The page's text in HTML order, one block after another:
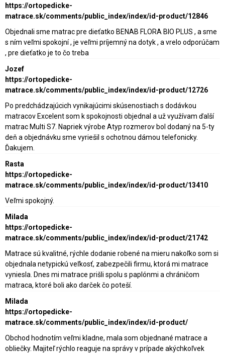
https://ortopedicke-
matrace.sk/comments/public_index/index/id-product/12846
Objednali sme matrac pre dieťatko BENAB FLORA BIO PLUS , a sme
s ním veľmi spokojní , je veľmi príjemný na dotyk , a vrelo odporúčam
, pre dieťatko je to čo treba
Jozef
https://ortopedicke-
matrace.sk/comments/public_index/index/id-product/12726
Po predchádzajúcich vynikajúcimi skúsenostiach s dodávkou
matracov Excelent som k spokojnosti objednal a už využívam ďalší
matrac Multi S7. Napriek výrobe Atyp rozmerov bol dodaný na 5-ty
deň a objednávku sme vyriešil s ochotnou dámou telefonicky.
Ďakujem.
Rasta
https://ortopedicke-
matrace.sk/comments/public_index/index/id-product/13410
Veľmi spokojný.
Milada
https://ortopedicke-
matrace.sk/comments/public_index/index/id-product/21742
Matrace sú kvalitné, rýchle dodanie robené na mieru nakoľko som si
objednala netypickú veľkosť, zabezpečili firmu, ktorá mi matrace
vyniesla. Dnes mi matrace prišli spolu s paplónmi a chráničom
matraca, ktoré boli ako darček čo poteší.
Milada
https://ortopedicke-
matrace.sk/comments/public_index/index/id-product/
Obchod hodnotím veľmi kladne, mala som objednané matrace a
obliečky. Majiteľ rýchlo reaguje na správy v prípade akýchkoľvek